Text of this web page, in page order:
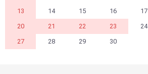
13
14 15 16 17
20
21 22 23 24
27
28 29 30